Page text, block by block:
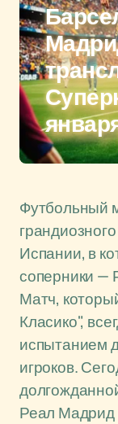
Футбольный
Испании, в
соперники —
Матч,
Класико",
испытанием
игроков.
Реал Мадрид